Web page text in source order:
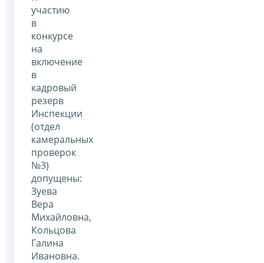
участию
в
конкурсе
на
включение
в
кадровый
резерв
Инспекции
(отдел
камеральных
проверок
№3)
допущены:
Зуева
Вера
Михайловна,
Кольцова
Галина
Ивановна.